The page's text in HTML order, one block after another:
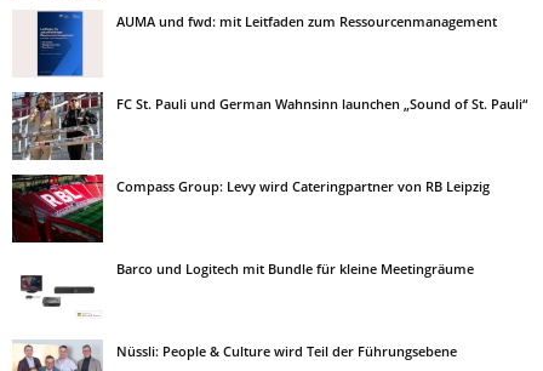
AUMA und fwd: mit Leitfaden zum Ressourcenmanagement
FC St. Pauli und German Wahnsinn launchen „Sound of St. Pauli“
Compass Group: Levy wird Cateringpartner von RB Leipzig
Barco und Logitech mit Bundle für kleine Meetingräume
Nüssli: People & Culture wird Teil der Führungsebene